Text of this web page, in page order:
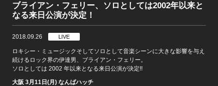
ブライアン・フェリー、ソロとしては2002年以来と
なる来日公演が決定！
2018.09.26 LIVE
ロキシー・ミュージックそしてソロとして音楽シーンに大きな影響を与え
続けるロック界の伊達男、ブライアン・フェリー。
ソロとしては 2002 年以来となる来日公演が決定!!
大阪 3月11日(月) なんばハッチ